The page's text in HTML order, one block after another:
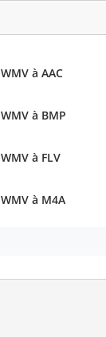
WMV à AAC
WMV à BMP
WMV à FLV
WMV à M4A